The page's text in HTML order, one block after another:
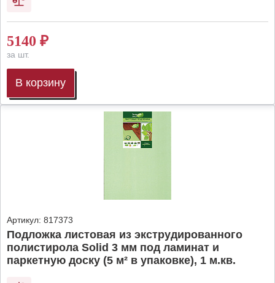
5140 ₽
за шт.
В корзину
Артикул: 817373
Подложка листовая из экструдированного
полистирола Solid 3 мм под ламинат и
паркетную доску (5 м² в упаковке), 1 м.кв.